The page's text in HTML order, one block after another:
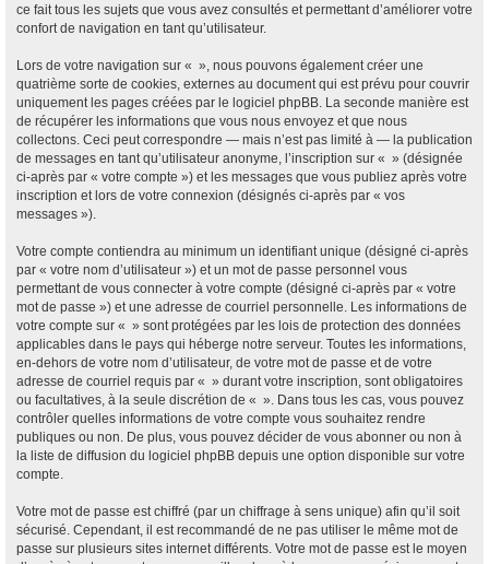
ce fait tous les sujets que vous avez consultés et permettant d’améliorer votre
confort de navigation en tant qu’utilisateur.
Lors de votre navigation sur « », nous pouvons également créer une
quatrième sorte de cookies, externes au document qui est prévu pour couvrir
uniquement les pages créées par le logiciel phpBB. La seconde manière est
de récupérer les informations que vous nous envoyez et que nous
collectons. Ceci peut correspondre — mais n’est pas limité à — la publication
de messages en tant qu’utilisateur anonyme, l’inscription sur « » (désignée
ci-après par « votre compte ») et les messages que vous publiez après votre
inscription et lors de votre connexion (désignés ci-après par « vos
messages »).
Votre compte contiendra au minimum un identifiant unique (désigné ci-après
par « votre nom d’utilisateur ») et un mot de passe personnel vous
permettant de vous connecter à votre compte (désigné ci-après par « votre
mot de passe ») et une adresse de courriel personnelle. Les informations de
votre compte sur « » sont protégées par les lois de protection des données
applicables dans le pays qui héberge notre serveur. Toutes les informations,
en-dehors de votre nom d’utilisateur, de votre mot de passe et de votre
adresse de courriel requis par « » durant votre inscription, sont obligatoires
ou facultatives, à la seule discrétion de « ». Dans tous les cas, vous pouvez
contrôler quelles informations de votre compte vous souhaitez rendre
publiques ou non. De plus, vous pouvez décider de vous abonner ou non à
la liste de diffusion du logiciel phpBB depuis une option disponible sur votre
compte.
Votre mot de passe est chiffré (par un chiffrage à sens unique) afin qu’il soit
sécurisé. Cependant, il est recommandé de ne pas utiliser le même mot de
passe sur plusieurs sites internet différents. Votre mot de passe est le moyen